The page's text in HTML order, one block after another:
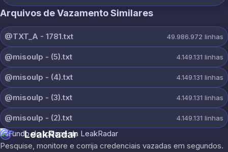
Arquivos de Vazamento Similares
@TXT_A - 1781.txt 49.986.972 linhas
@misoulp - (5).txt 4.149.131 linhas
@misoulp - (4).txt 4.149.131 linhas
@misoulp - (3).txt 4.149.131 linhas
@misoulp - (2).txt 4.149.131 linhas
LeakRadar
Pesquise, monitore e corrija credenciais vazadas em segundos.